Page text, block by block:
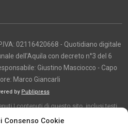
Consenso Cookie
02116420668 - Quotidiano digitale
dell'Aquila con decreto n°3 del 6
Giustino Masciocco - Capo
Marco Giancarli
by Publipress
I contenuti di questo sito, inclusi testi,
e grafica, sono protetti da copyright e